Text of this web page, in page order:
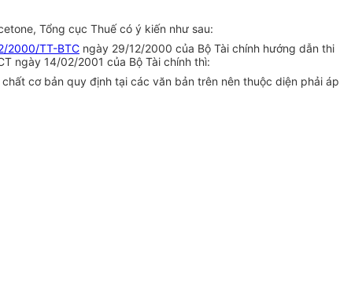
Tổng cục Thuế có ý kiến như sau:
2000/TT-BTC ngày 29/12/2000 của Bộ Tài chính hướng dẫn thi
ngày 14/02/2001 của Bộ Tài chính thì:
cơ bản quy định tại các văn bản trên nên thuộc diện phải áp